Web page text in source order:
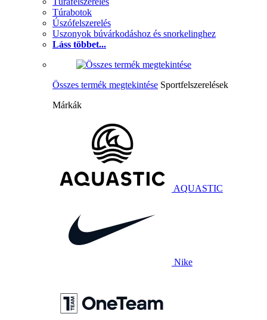
Túrabotok
Úszófelszerelés
Uszonyok búvárkodáshoz és snorkelinghez
Láss többet...
Összes termék megtekintése Sportfelszerelések
Márkák
AQUASTIC
Nike